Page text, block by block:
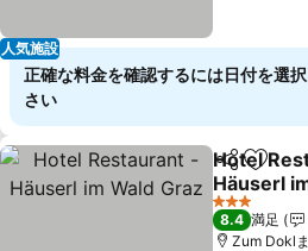
人気施設
正確な料金を確認するには日付を選
さい
シェアお気
Hotel
Häuserl
料金を表示
3 ホテルのラン
8.4 満足
Zum Dokl